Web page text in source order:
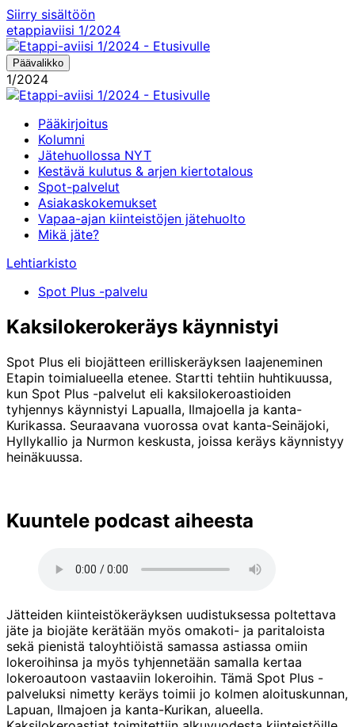
Siirry sisältöön
etappiaviisi 1/2024
Päävalikko
1/2024
Pääkirjoitus
Kolumni
Jätehuollossa NYT
Kestävä kulutus & arjen kiertotalous
Spot-palvelut
Asiakaskokemukset
Vapaa-ajan kiinteistöjen jätehuolto
Mikä jäte?
Lehtiarkisto
Spot Plus -palvelu
Kak­si­lo­ke­ro­ke­räys käyn­nis­tyi
Spot Plus eli biojätteen erilliskeräyksen laajeneminen
Etapin toimialueella etenee. Startti tehtiin huhtikuussa,
kun Spot Plus -palvelut eli kaksilokeroastioiden
tyhjennys käynnistyi Lapualla, Ilmajoella ja kanta-
Kurikassa. Seuraavana vuorossa ovat kanta-Seinäjoki,
Hyllykallio ja Nurmon keskusta, joissa keräys käynnistyy
heinäkuussa.
Kuuntele podcast aiheesta
Jätteiden kiinteistökeräyksen uudistuksessa poltettava
jäte ja biojäte kerätään myös omakoti- ja paritaloista
sekä pienistä taloyhtiöistä samassa astiassa omiin
lokeroihinsa ja myös tyhjennetään samalla kertaa
lokeroautoon vastaaviin lokeroihin. Tämä Spot Plus -
palveluksi nimetty keräys toimii jo kolmen aloituskunnan,
Lapuan, Ilmajoen ja kanta-Kurikan, alueella.